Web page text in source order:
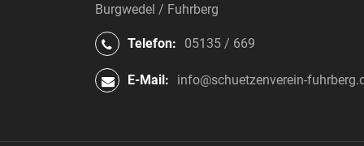
o
n
n
Burgwedel / Fuhrberg
Telefon: 05135 / 669
E-Mail: info@schuetzenverein-